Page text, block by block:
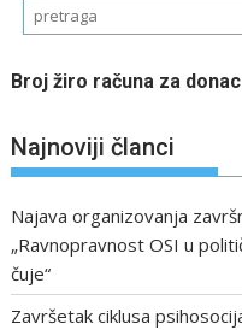
Broj žiro računa za
Najnoviji članci
Najava organizovanja
„Ravnopravnost OSI u
čuje“
Završetak ciklusa